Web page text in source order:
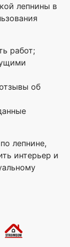
лепнины в
работ;
об
лепнине,
интерьер и